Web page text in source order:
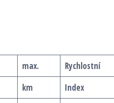
max. Rychlostní
km Index